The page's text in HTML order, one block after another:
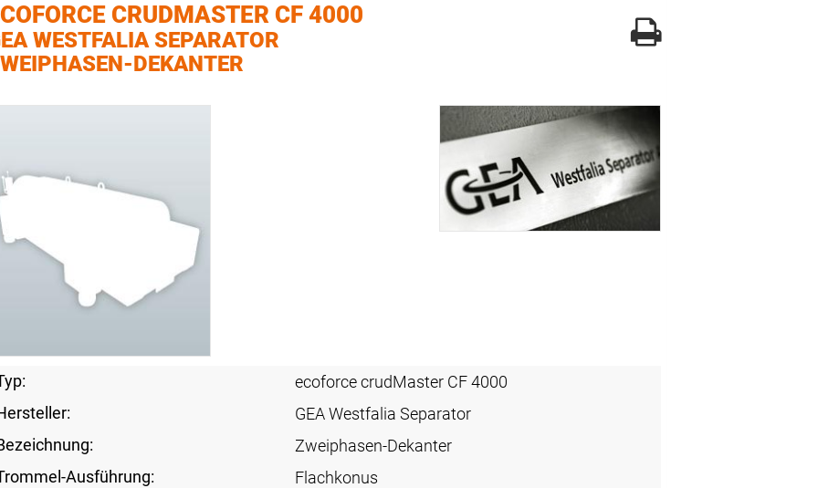
CRUDMASTER CF 4000
WESTFALIA SEPARATOR
DEKANTER
ecoforce crudMaster CF 4000
GEA Westfalia Separator
Zweiphasen-Dekanter
Ausführung:
Flachkonus